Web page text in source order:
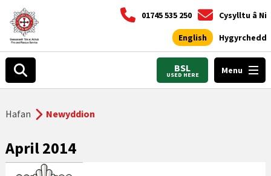
01745 535 250 Cysylltu â Ni
English Hygyrchedd
BSL
USED HERE Menu
Hafan Newyddion
April 2014